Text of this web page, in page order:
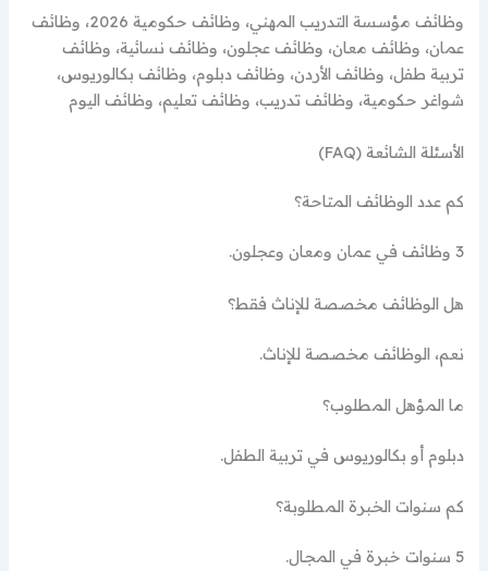
وظائف مؤسسة التدريب المهني، وظائف حكومية 2026، وظائف
عمان، وظائف معان، وظائف عجلون، وظائف نسائية، وظائف
تربية طفل، وظائف الأردن، وظائف دبلوم، وظائف بكالوريوس،
شواغر حكومية، وظائف تدريب، وظائف تعليم، وظائف اليوم
الأسئلة الشائعة (FAQ)
كم عدد الوظائف المتاحة؟
3 وظائف في عمان ومعان وعجلون.
هل الوظائف مخصصة للإناث فقط؟
نعم، الوظائف مخصصة للإناث.
ما المؤهل المطلوب؟
دبلوم أو بكالوريوس في تربية الطفل.
كم سنوات الخبرة المطلوبة؟
5 سنوات خبرة في المجال.